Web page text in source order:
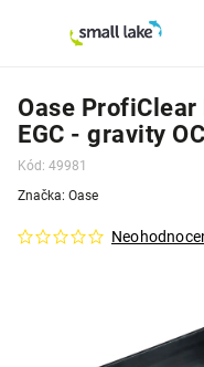
Oase
EGC - gravity OC
Kód: 49981
Značka: Oase